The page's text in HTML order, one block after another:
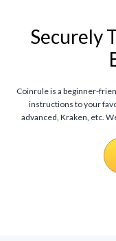
Securely
Coinrule is a beginner-
instructions to your
advanced, Kraken, etc.